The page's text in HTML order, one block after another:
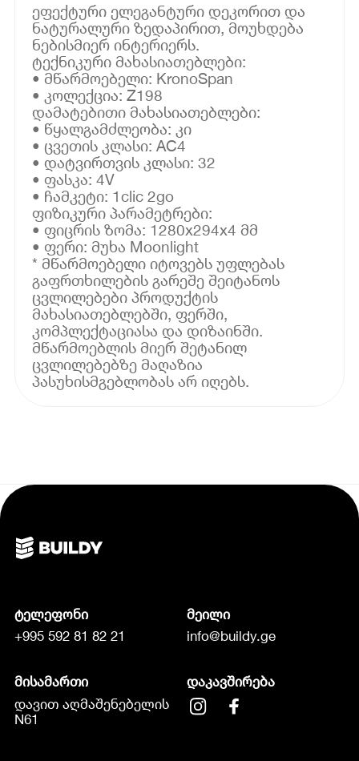
ეფექტური ელეგანტური დეკორით და
ნატურალური ზედაპირით, მოუხდება
ნებისმიერ ინტერიერს.
ტექნიკური მახასიათებლები:
• მწარმოებელი: KronoSpan
• კოლექცია: Z198
დამატებითი მახასიათებლები:
• წყალგამძლეობა: კი
• ცვეთის კლასი: AC4
• დატვირთვის კლასი: 32
• ფასკა: 4V
• ჩამკეტი: 1clic 2go
ფიზიკური პარამეტრები:
• ფიცრის ზომა: 1280x294x4 მმ
• ფერი: მუხა Moonlight
* მწარმოებელი იტოვებს უფლებას
გაფრთხილების გარეშე შეიტანოს
ცვლილებები პროდუქტის
მახასიათებლებში, ფერში,
კომპლექტაციასა და დიზაინში.
მწარმოებლის მიერ შეტანილ
ცვლილებებზე მაღაზია
პასუხისმგებლობას არ იღებს.
ტელეფონი
+995 592 81 82 21
მეილი
info@buildy.ge
მისამართი
დავით აღმაშენებელის
N61
დაკავშირება